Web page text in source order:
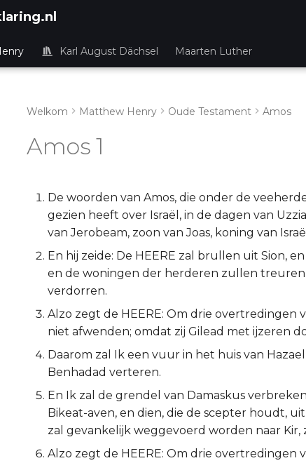
Karl August Dächsel Maarten Luther
Welkom Matthew Henry Oude Testament Amos
Amos 1
De woorden van Amos, die onder de
gezien heeft over Israël, in de dagen van
van Jerobeam, zoon van Joas, koning van
En hij zeide: De HEERE zal brullen uit Sion,
en de woningen der herderen zullen
verdorren.
Alzo zegt de HEERE: Om drie overtredingen
niet afwenden; omdat zij Gilead met ijzeren
Daarom zal Ik een vuur in het huis van
Benhadad verteren.
En Ik zal de grendel van Damaskus
Bikeat-aven, en dien, die de scepter houdt,
zal gevankelijk weggevoerd worden naar Kir,
Alzo zegt de HEERE: Om drie overtredingen